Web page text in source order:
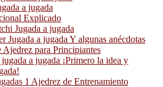
a jugada
Explicado
Jugada a jugada
Jugada a jugada Y algunas anécdotas
Ajedrez para Principiantes
a jugada ¡Primero la idea y
1 Ajedrez de Entrenamiento